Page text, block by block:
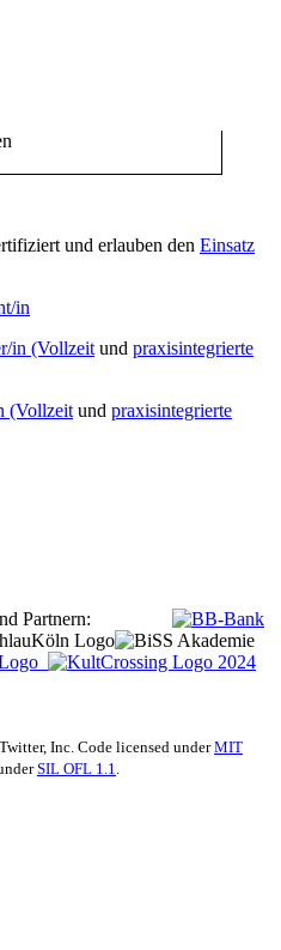
und erlauben den Einsatz
in
in (Vollzeit und praxisintegrierte
(Vollzeit und praxisintegrierte
und Partnern:
Inc. Code licensed underMIT
SIL OFL 1.1.